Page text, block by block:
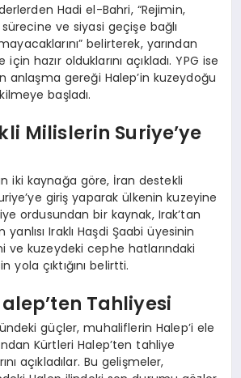
Hadi el-Bahri, “Rejimin,
ve siyasi geçişe bağlı
belirterek, yarından
hazır olduklarını açıkladı. YPG ise
anlaşma gereği Halep’in kuzeydoğu
başladı.
Milislerin Suriye’ye
iki kaynağa göre, İran destekli
giriş yaparak ülkenin kuzeyine
ordusundan bir kaynak, Irak’tan
Iraklı Haşdi Şaabi üyesinin
ve kuzeydeki cephe hatlarındaki
yola çıktığını belirtti.
Tahliyesi
güçler, muhaliflerin Halep’i ele
Kürtleri Halep’ten tahliye
açıkladılar. Bu gelişmeler,